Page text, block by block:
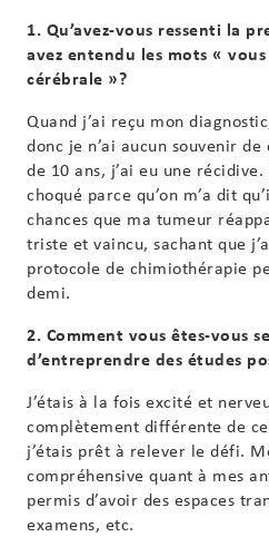
1. Qu’avez-vous ressenti la
avez entendu les mots «
cérébrale »?
Quand j’ai reçu mon
donc je n’ai aucun souvenir
de 10 ans, j’ai eu une
choqué parce qu’on m’a dit
chances que ma tumeur
triste et vaincu, sachant que
protocole de chimiothérapie
demi.
2. Comment vous êtes-vous
d’entreprendre des études
J’étais à la fois excité et
complètement différente de
j’étais prêt à relever le défi.
compréhensive quant à mes
permis d’avoir des espaces
examens, etc.